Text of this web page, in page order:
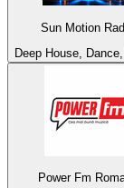
Sun Motion
Deep House,
Power Fm